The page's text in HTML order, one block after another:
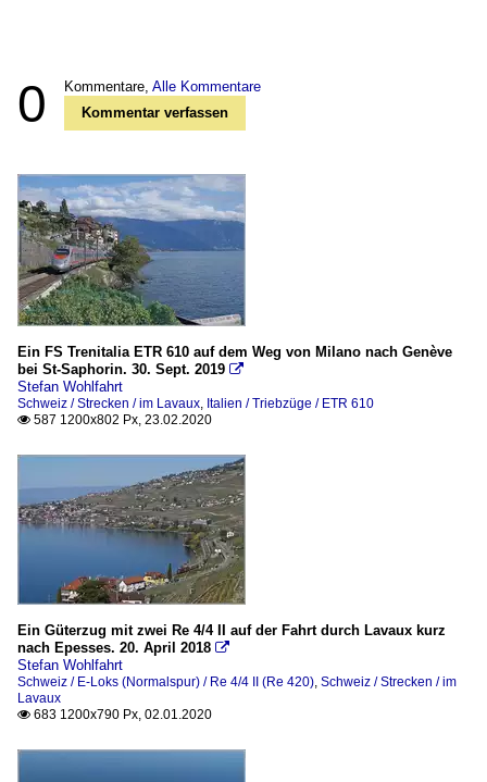
0 Kommentare, Alle Kommentare
Kommentar verfassen
Ein FS Trenitalia ETR 610 auf dem Weg von Milano nach Genève
bei St-Saphorin. 30. Sept. 2019 
Stefan Wohlfahrt
Schweiz / Strecken / im Lavaux, Italien / Triebzüge / ETR 610
 587 1200x802 Px, 23.02.2020
Ein Güterzug mit zwei Re 4/4 II auf der Fahrt durch Lavaux kurz
nach Epesses. 20. April 2018 
Stefan Wohlfahrt
Schweiz / E-Loks (Normalspur) / Re 4/4 II (Re 420), Schweiz / Strecken / im
Lavaux
 683 1200x790 Px, 02.01.2020